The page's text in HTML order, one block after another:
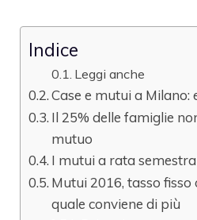
Indice
Leggi anche
Case e mutui a Milano:
Il 25% delle famiglie
mutuo
I mutui a rata
Mutui 2016, tasso fisso
quale conviene di più